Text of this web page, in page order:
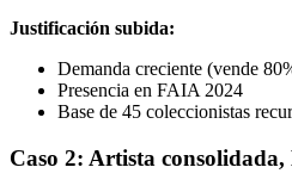
Justificación subida:
Demanda creciente (vende
Presencia en FAIA 2024
Base de 45 coleccionistas
Caso 2: Artista consolidada,